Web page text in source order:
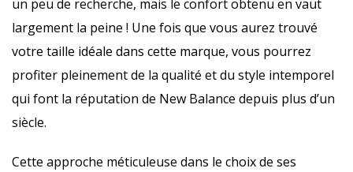
un peu de recherche, mais le confort obtenu en vaut
largement la peine ! Une fois que vous aurez trouvé
votre taille idéale dans cette marque, vous pourrez
profiter pleinement de la qualité et du style intemporel
qui font la réputation de New Balance depuis plus d’un
siècle.
Cette approche méticuleuse dans le choix de ses